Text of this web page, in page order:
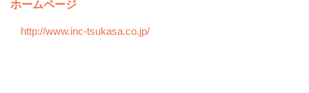
ホームページ
http://www.inc-tsukasa.co.jp/